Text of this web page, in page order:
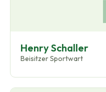
Henry Schaller
Beisitzer Sportwart